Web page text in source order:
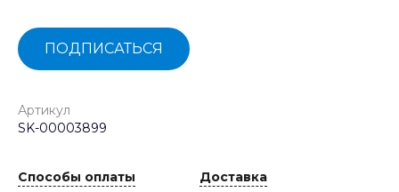
ПОДПИСАТЬСЯ
Артикул
SK-00003899
Способы оплаты Доставка